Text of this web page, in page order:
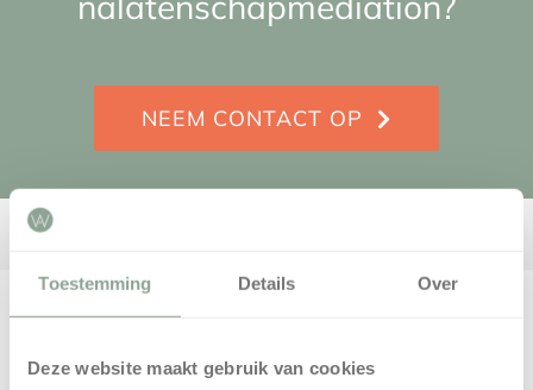
Toestemming Details Over
Deze website maakt gebruik van cookies
NEEM CONTACT OP